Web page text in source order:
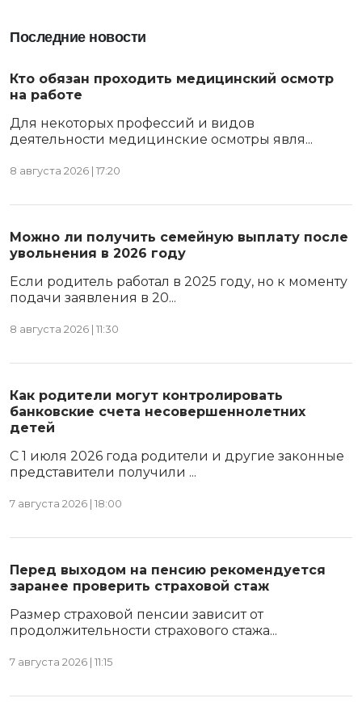
Последние новости
Кто обязан проходить медицинский осмотр
на работе
Для некоторых профессий и видов
деятельности медицинские осмотры явля...
8 августа 2026 | 17:20
Можно ли получить семейную выплату после
увольнения в 2026 году
Если родитель работал в 2025 году, но к моменту
подачи заявления в 20...
8 августа 2026 | 11:30
Как родители могут контролировать
банковские счета несовершеннолетних
детей
С 1 июля 2026 года родители и другие законные
представители получили ...
7 августа 2026 | 18:00
Перед выходом на пенсию рекомендуется
заранее проверить страховой стаж
Размер страховой пенсии зависит от
продолжительности страхового стажа...
7 августа 2026 | 11:15